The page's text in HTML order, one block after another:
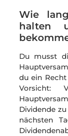
Wie
halten
Du musst
du ein
Vorsicht:
Dividende
nächsten